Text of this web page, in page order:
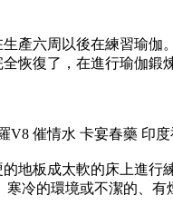
產六周以後在練習瑜
恢復了，在進行瑜伽鍛煉
V8 催情水 卡宴春藥 印
地板成太軟的床上進
冷的環境或不潔的、有